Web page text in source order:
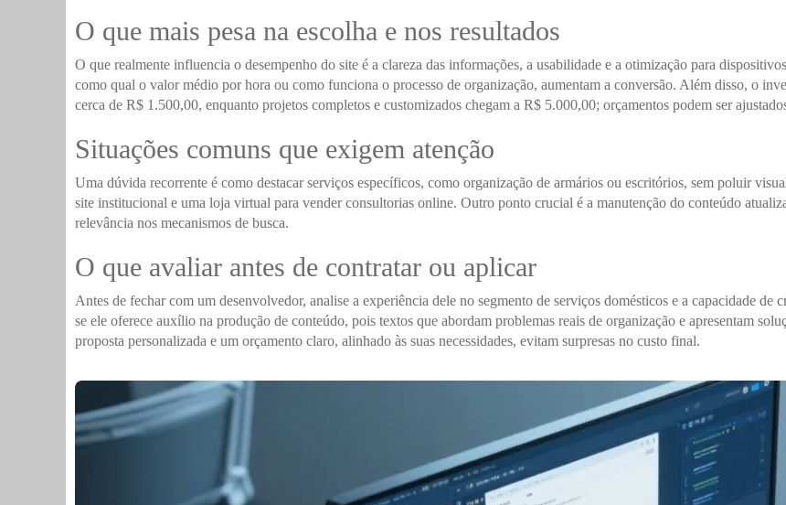
O que mais pesa na escolha e nos resultados
O que realmente influencia o desempenho do site é a clareza das informações, a usabilidade e a otimização para
como qual o valor médio por hora ou como funciona o processo de organização, aumentam a conversão. Além disso, o
cerca de R$ 1.500,00, enquanto projetos completos e customizados chegam a R$ 5.000,00; orçamentos podem ser
Situações comuns que exigem atenção
Uma dúvida recorrente é como destacar serviços específicos, como organização de armários ou escritórios, sem poluir
site institucional e uma loja virtual para vender consultorias online. Outro ponto crucial é a manutenção do conteúdo
relevância nos mecanismos de busca.
O que avaliar antes de contratar ou aplicar
Antes de fechar com um desenvolvedor, analise a experiência dele no segmento de serviços domésticos e a capacidade
se ele oferece auxílio na produção de conteúdo, pois textos que abordam problemas reais de organização e apresentam
proposta personalizada e um orçamento claro, alinhado às suas necessidades, evitam surpresas no custo final.